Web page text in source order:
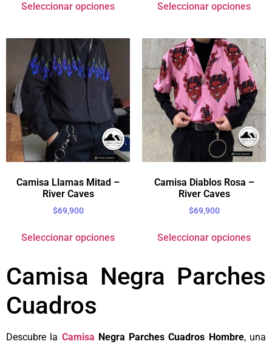
Seleccionar opciones Seleccionar opciones
Camisa Llamas Mitad –
River Caves
$69,900
Seleccionar opciones
Camisa Diablos Rosa –
River Caves
$69,900
Seleccionar opciones
Camisa Negra Parches
Cuadros
Descubre la Camisa Negra Parches Cuadros Hombre, una